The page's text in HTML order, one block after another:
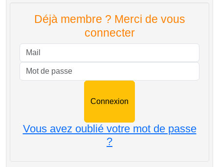
Déjà membre ? Merci de vous
connecter
Vous avez oublié votre mot de passe
?